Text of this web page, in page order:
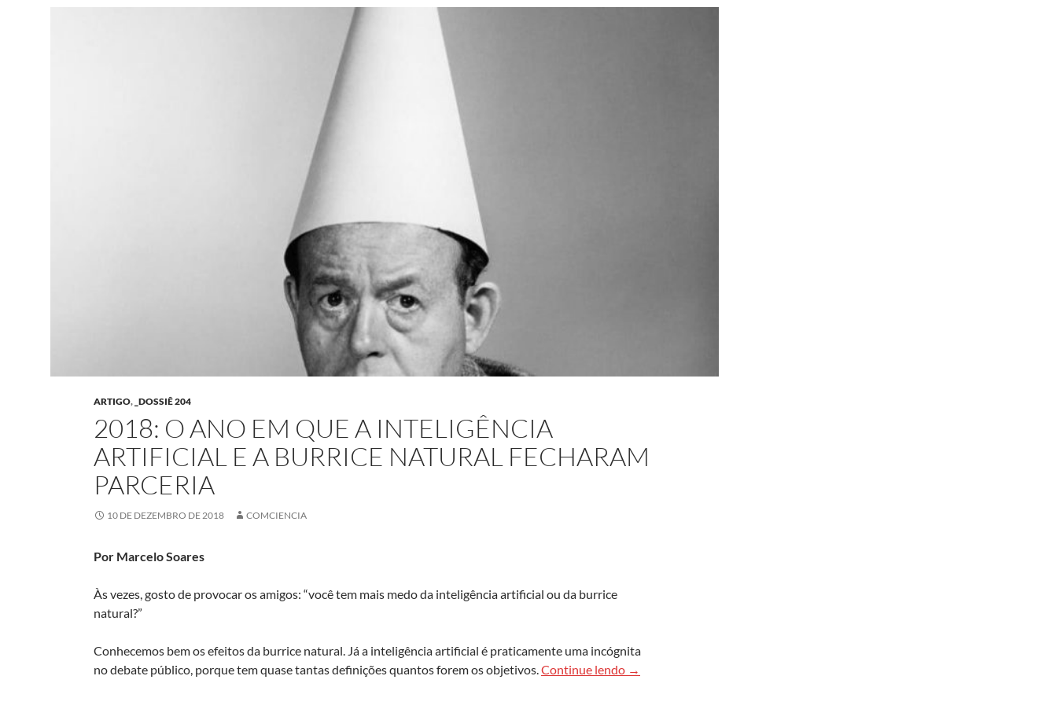
ARTIGO, _DOSSIÊ 204
2018: O ANO EM QUE A INTELIGÊNCIA
ARTIFICIAL E A BURRICE NATURAL FECHARAM
PARCERIA
10 DE DEZEMBRO DE 2018 COMCIENCIA
Por Marcelo Soares
Às vezes, gosto de provocar os amigos: “você tem mais medo da inteligência artificial ou da burrice
natural?”
Conhecemos bem os efeitos da burrice natural. Já a inteligência artificial é praticamente uma incógnita
no debate público, porque tem quase tantas definições quantos forem os objetivos.Continue lendo 2018: o ano em que a inteligência artificial e a burrice natural fecharam parceria
→